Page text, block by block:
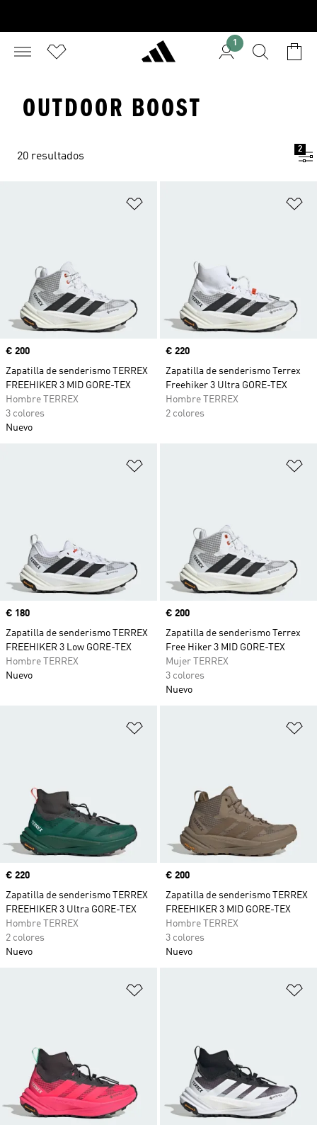
1
OUTDOOR BOOST
20 resultados
2
Precio
€ 200
Zapatilla de senderismo TERREX
FREEHIKER 3 MID GORE-TEX
Hombre TERREX
3 colores
Nuevo
Precio
€ 220
Zapatilla de senderismo Terrex
Freehiker 3 Ultra GORE-TEX
Hombre TERREX
2 colores
Precio
€ 180
Zapatilla de senderismo TERREX
FREEHIKER 3 Low GORE-TEX
Hombre TERREX
Nuevo
Precio
€ 200
Zapatilla de senderismo Terrex
Free Hiker 3 MID GORE-TEX
Mujer TERREX
3 colores
Nuevo
Precio
€ 220
Zapatilla de senderismo TERREX
FREEHIKER 3 Ultra GORE-TEX
Hombre TERREX
2 colores
Nuevo
Precio
€ 200
Zapatilla de senderismo TERREX
FREEHIKER 3 MID GORE-TEX
Hombre TERREX
3 colores
Nuevo